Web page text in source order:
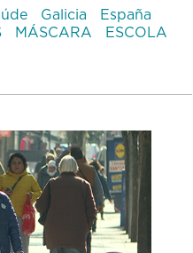
Galicia
España
MÁSCARA
ESCOLA